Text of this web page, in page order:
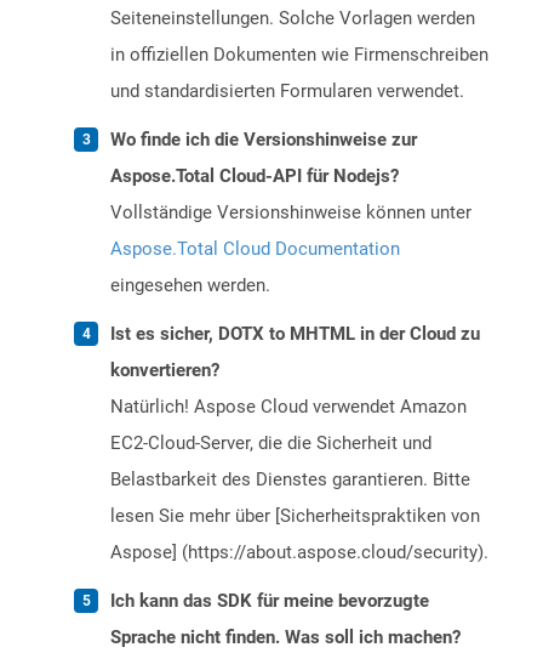
Seiteneinstellungen. Solche Vorlagen werden
in offiziellen Dokumenten wie Firmenschreiben
und standardisierten Formularen verwendet.
Wo finde ich die Versionshinweise zur
Aspose.Total Cloud-API für Nodejs?
Vollständige Versionshinweise können unter
Aspose.Total Cloud Documentation
eingesehen werden.
Ist es sicher, DOTX to MHTML in der Cloud zu
konvertieren?
Natürlich! Aspose Cloud verwendet Amazon
EC2-Cloud-Server, die die Sicherheit und
Belastbarkeit des Dienstes garantieren. Bitte
lesen Sie mehr über [Sicherheitspraktiken von
Aspose] (https://about.aspose.cloud/security).
Ich kann das SDK für meine bevorzugte
Sprache nicht finden. Was soll ich machen?